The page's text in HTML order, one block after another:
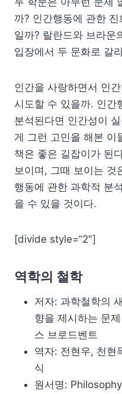
까? 인간행동에 관한
일까? 랄란드와 브라운
입장에서 두 문화로 갈
인간을 사랑하면서 인
시도할 수 있을까. 인간
분석된다면 인간성이
게 그런 고민을 해본 이
책은 좋은 길잡이가 된
보이며, 그때 보이는
행동에 관한 과학적 분
을 수 있을 것이다.
[divide style=”2″]
역학의 철학
저자: 과학철학의
향을 제시하는 문
스 브로드벤트
역자: 전현우, 천현
식
원서명: